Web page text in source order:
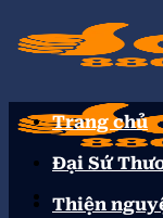
Trang chủ
Đại Sứ
Thiện